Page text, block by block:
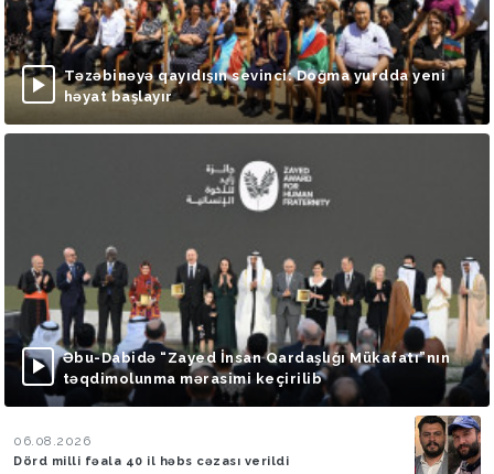
Təzəbinəyə qayıdışın sevinci: Doğma yurdda yeni
həyat başlayır
Əbu-Dabidə “Zayed İnsan Qardaşlığı Mükafatı”nın
təqdimolunma mərasimi keçirilib
06.08.2026
Dörd milli fəala 40 il həbs cəzası verildi